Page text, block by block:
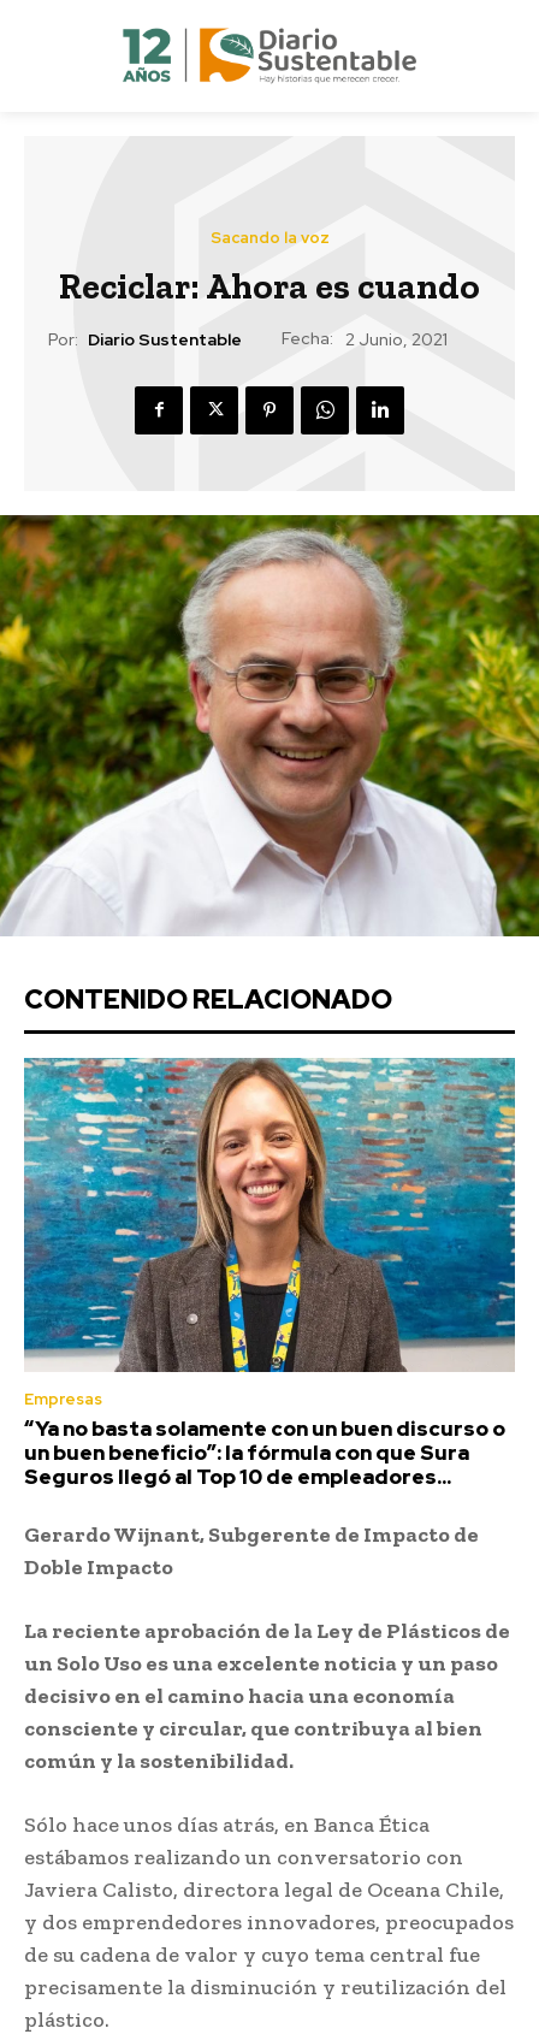
Sacando la voz
Reciclar: Ahora es cuando
Por: Diario Sustentable Fecha: 2 Junio, 2021
CONTENIDO RELACIONADO
Empresas
“Ya no basta solamente con un buen discurso o
un buen beneficio”: la fórmula con que Sura
Seguros llegó al Top 10 de empleadores...
Gerardo Wijnant, Subgerente de Impacto de
Doble Impacto
La reciente aprobación de la Ley de Plásticos de
un Solo Uso es una excelente noticia y un paso
decisivo en el camino hacia una economía
consciente y circular, que contribuya al bien
común y la sostenibilidad.
Sólo hace unos días atrás, en Banca Ética
estábamos realizando un conversatorio con
Javiera Calisto, directora legal de Oceana Chile,
y dos emprendedores innovadores, preocupados
de su cadena de valor y cuyo tema central fue
precisamente la disminución y reutilización del
plástico.